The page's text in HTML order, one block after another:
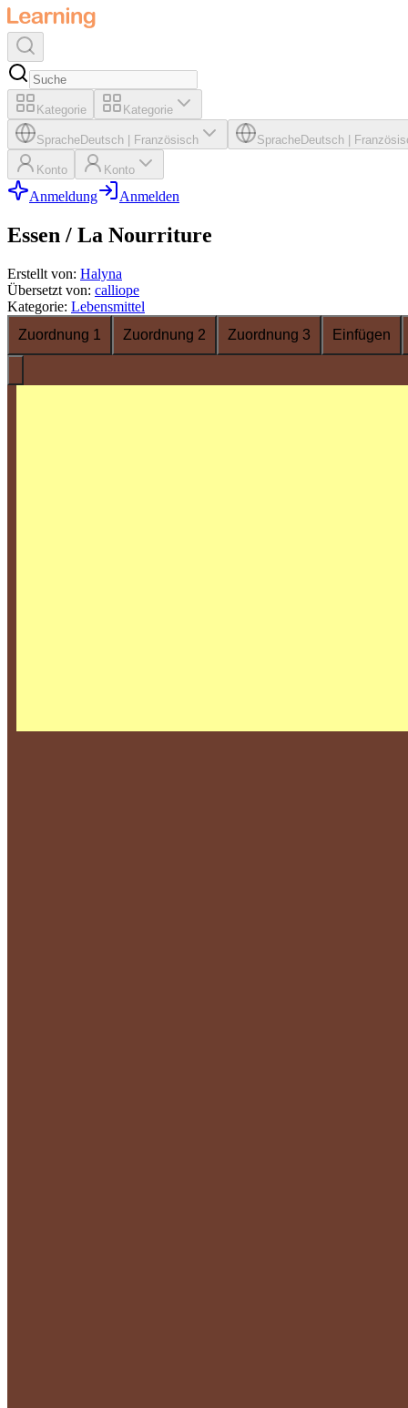
Kategorie Kategorie
SpracheDeutsch Französisch SpracheDeutsch
Konto Konto
Anmeldung Anmelden
Essen / La Nourriture
Erstellt von: Halyna
Übersetzt von: calliope
Kategorie: Lebensmittel
Zuordnung 1
Zuordnung 2 Zuordnung 3 Einfügen